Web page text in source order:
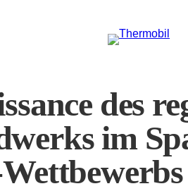
des
im